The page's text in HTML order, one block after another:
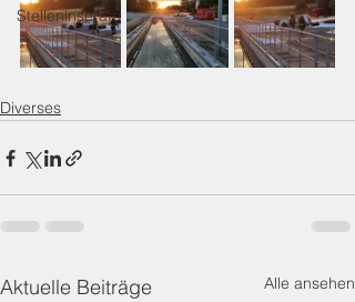
Stelleninserate
Diverses
Aktuelle Beiträge Alle ansehen